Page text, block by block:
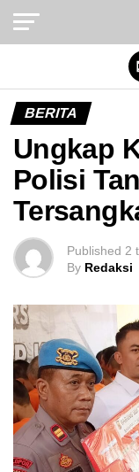
BERITA
Ungkap
Polisi
Published 2
By Redaksi